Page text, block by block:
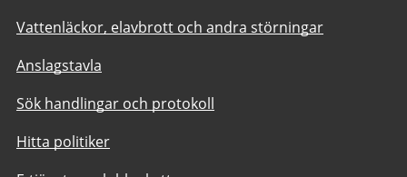
Vattenläckor, elavbrott och andra störningar
Anslagstavla
Sök handlingar och protokoll
Hitta politiker